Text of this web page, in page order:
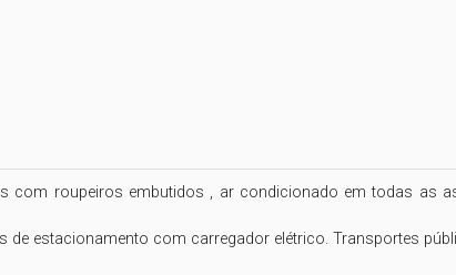
com roupeiros embutidos , ar condicionado em todas as
de estacionamento com carregador elétrico. Transportes